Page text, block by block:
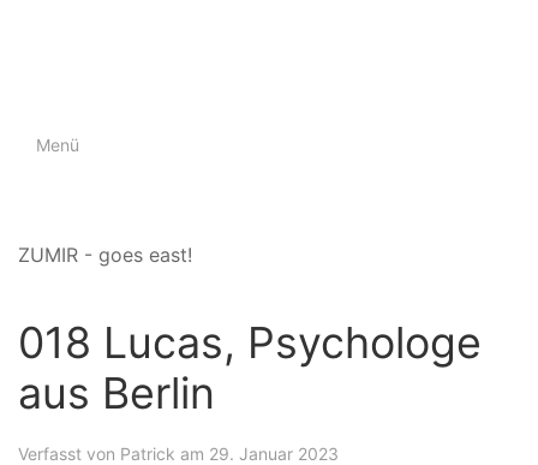
Menü
ZUMIR - goes east!
018 Lucas, Psychologe
aus Berlin
Verfasst von Patrick am 29. Januar 2023